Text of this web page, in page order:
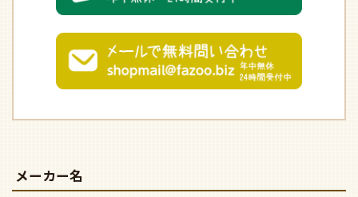
メーカー名